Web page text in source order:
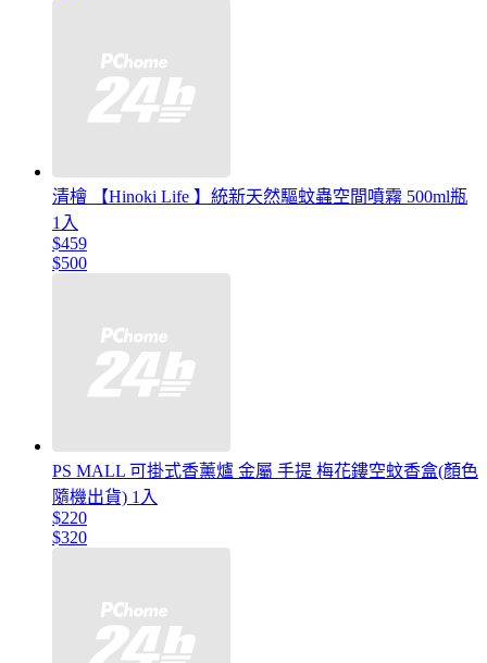
清檜 【Hinoki Life 】統新天然驅蚊蟲空間噴霧 500ml瓶
1入
$459
$500
PS MALL 可掛式香薰爐 金屬 手提 梅花鏤空蚊香盒(顏色
隨機出貨) 1入
$220
$320